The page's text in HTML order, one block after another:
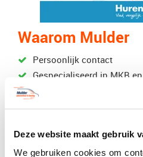
Deze website maakt gebruik
We gebruiken cookies om
Waarom Mulder
Persoonlijk contact
Gespecialiseerd in MKB
Hoog serviceniveau
Ruimte voor uw eigen
Prijs per kilometer of